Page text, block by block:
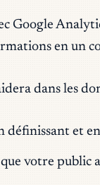
Google
en un
dans les
et
votre public